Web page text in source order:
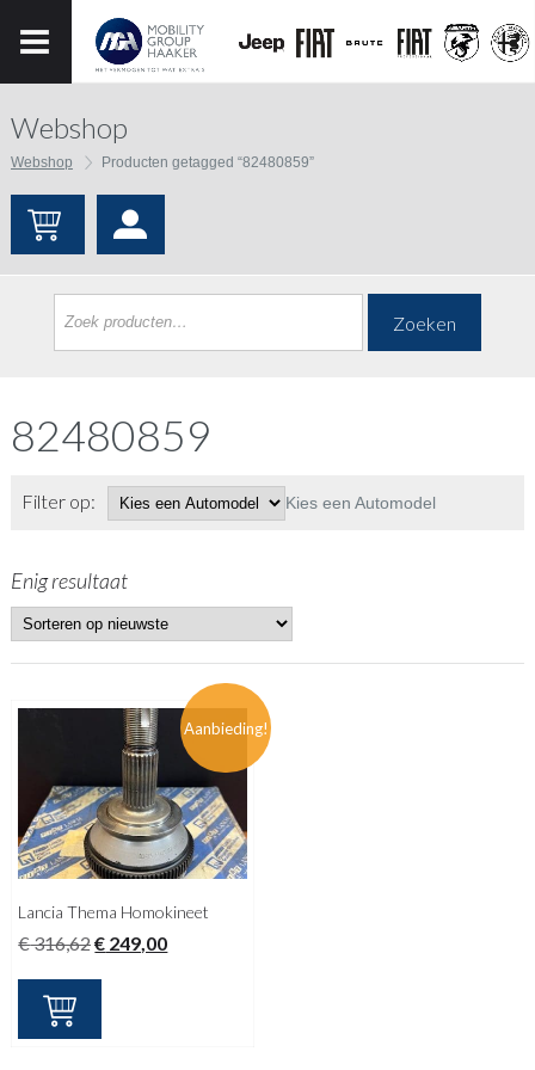
Webshop
Webshop Producten getagged “82480859”
Zoeken
82480859
Filter op: Kies een Automodel
Enig resultaat
Aanbieding!
Lancia Thema Homokineet
€316,62Oorspronkelijke
€ 249,00Huidige